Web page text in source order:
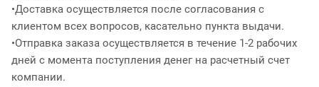
•Доставка осуществляется после согласования с
клиентом всех вопросов, касательно пункта выдачи.
•Отправка заказа осуществляется в течение 1-2 рабочих
дней с момента поступления денег на расчетный счет
компании.